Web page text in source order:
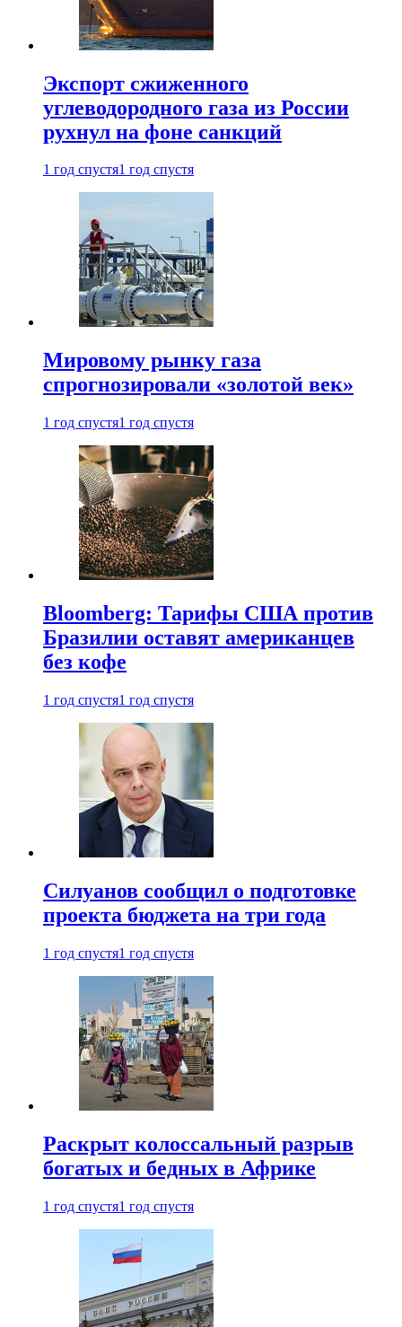
Экспорт сжиженного
углеводородного газа из России
рухнул на фоне санкций
1 год спустя1 год спустя
Мировому рынку газа
спрогнозировали «золотой век»
1 год спустя1 год спустя
Bloomberg: Тарифы США против
Бразилии оставят американцев
без кофе
1 год спустя1 год спустя
Силуанов сообщил о подготовке
проекта бюджета на три года
1 год спустя1 год спустя
Раскрыт колоссальный разрыв
богатых и бедных в Африке
1 год спустя1 год спустя